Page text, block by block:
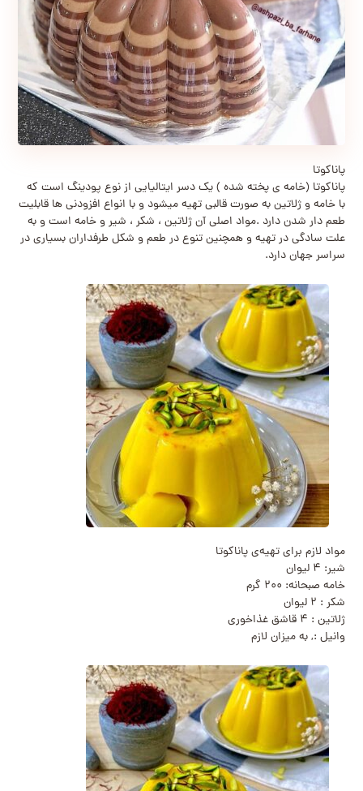
پاناکوتا
پاناکوتا (خامه ی پخته شده ) یک دسر ایتالیایی از نوع پودینگ است که
با خامه و ژلاتین به صورت قالبی تهیه میشود و با انواع افزودنی ها قابلیت
طعم دار شدن دارد .مواد اصلی آن ژلاتین ، شکر ، شیر و خامه است و به
علت سادگی در تهیه و همچنین تنوع در طعم و شکل طرفداران بسیاری در
سراسر جهان دارد.
مواد لازم برای تهیه‌ی پاناکوتا
شیر: ۴ لیوان
خامه صبحانه: ۲۰۰ گرم
شکر : ۲ لیوان
ژلاتین : ۴ قاشق غذاخوری
وانیل :, به میزان لازم